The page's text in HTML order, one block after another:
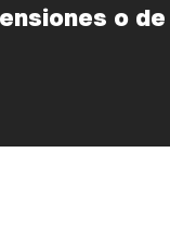
o de